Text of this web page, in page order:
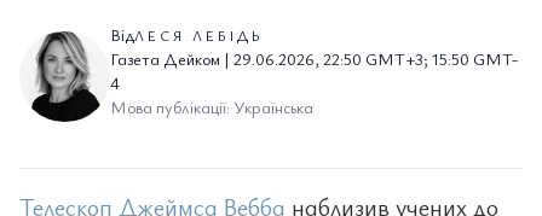
ВідЛЕСЯ ЛЕБІДЬ
Газета Дейком | 29.06.2026, 22:50 GMT+3; 15:50 GMT-
4
Мова публікації: Українська
Телескоп Джеймса Вебба наблизив учених до